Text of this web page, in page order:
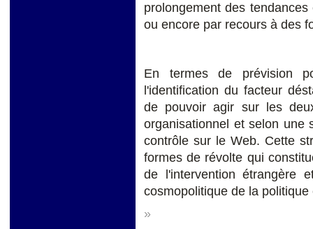
prolongement des
ou encore par recours à des
En termes de prévision
l'identification du facteur
de pouvoir agir sur les
organisationnel et selon une
contrôle sur le Web. Cette
formes de révolte qui
de l'intervention étrangère
cosmopolitique de la
»